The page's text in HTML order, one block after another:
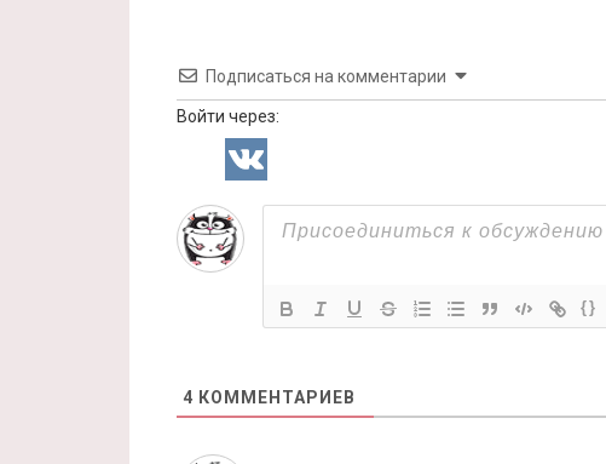
Подписаться на комментарии
Войти через:
{}
4 КОММЕНТАРИЕВ